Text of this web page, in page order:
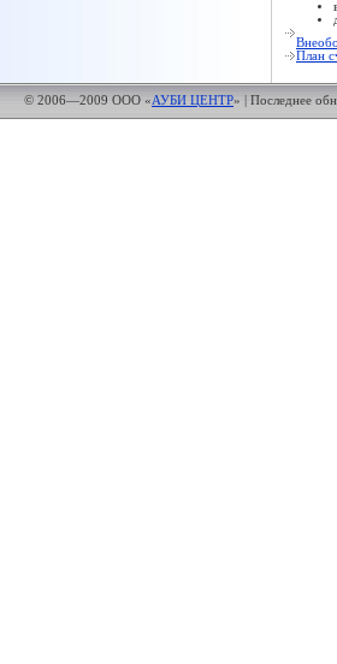
План
© 2006—2009 ООО «АУБИ ЦЕНТР» | Последнее